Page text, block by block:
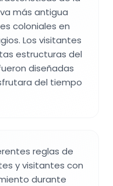
más antigua
coloniales en
Los visitantes
estructuras del
diseñadas
del tiempo
reglas de
y visitantes con
durante